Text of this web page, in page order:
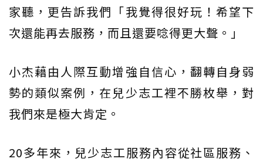
家聽，更告訴我們「我覺得很好玩！希望下
次還能再去服務，而且還要唸得更大聲。」
小杰藉由人際互動增強自信心，翻轉自身弱
勢的類似案例，在兒少志工裡不勝枚舉，對
我們來是極大肯定。
20多年來，兒少志工服務內容從社區服務、